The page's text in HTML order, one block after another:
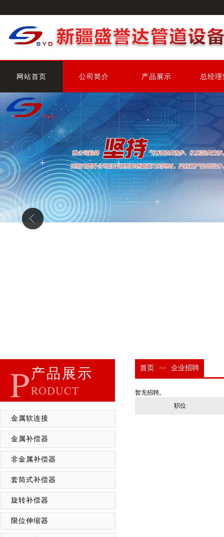
网站首页 公司简介 产品展示 总经理
P产品展示
RODUCT
金属软连接
金属补偿器
非金属补偿器
套筒式补偿器
旋转补偿器
限位伸缩器
首页 >> 企业招聘
暂无招聘。
职位